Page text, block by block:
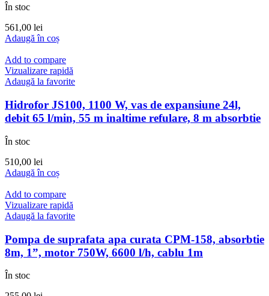
În stoc
561,00 lei
Adaugă în coș
Add to compare
Vizualizare rapidă
Adaugă la favorite
Hidrofor JS100, 1100 W, vas de expansiune 24l,
debit 65 l/min, 55 m inaltime refulare, 8 m absorbtie
În stoc
510,00 lei
Adaugă în coș
Add to compare
Vizualizare rapidă
Adaugă la favorite
Pompa de suprafata apa curata CPM-158, absorbtie
8m, 1”, motor 750W, 6600 l/h, cablu 1m
În stoc